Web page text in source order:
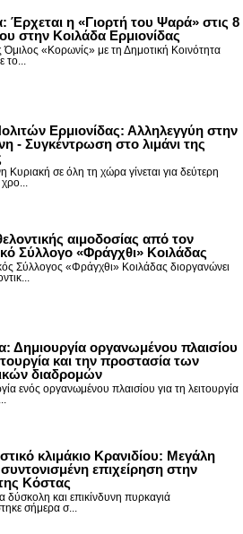
Έρχεται η «Γιορτή του Ψαρά» στις 8
στην Κοιλάδα Ερμιονίδας
Όμιλος «Κορωνίς» με τη Δημοτική Κοινότητα
το...
Ερμιονίδας: Αλληλεγγύη στην
- Συγκέντρωση στο λιμάνι της
Κυριακή σε όλη τη χώρα γίνεται για δεύτερη
αιμοδοσίας από τον
Σύλλογο «Φράγχθι» Κοιλάδας
Σύλλογος «Φράγχθι» Κοιλάδας διοργανώνει
Δημιουργία οργανωμένου πλαισίου
και την προστασία των
διαδρομών
ενός οργανωμένου πλαισίου για τη λειτουργία
κλιμάκιο Κρανιδίου: Μεγάλη
επιχείρηση στην
Κόστας
δύσκολη και επικίνδυνη πυρκαγιά
σήμερα σ...